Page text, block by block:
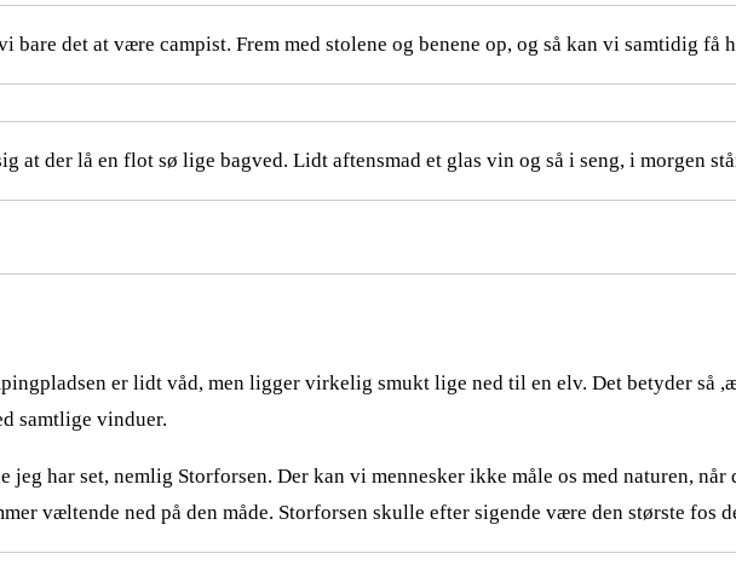
det at være campist. Frem med stolene og benene op, og så kan vi samtidig få
at der lå en flot sø lige bagved. Lidt aftensmad et glas vin og så i seng, i morgen
er lidt våd, men ligger virkelig smukt lige ned til en elv. Det betyder så
samtlige vinduer.
har set, nemlig Storforsen. Der kan vi mennesker ikke måle os med naturen, når
væltende ned på den måde. Storforsen skulle efter sigende være den største fos